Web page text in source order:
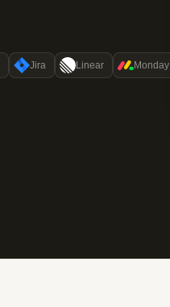
Jira Linear Monday